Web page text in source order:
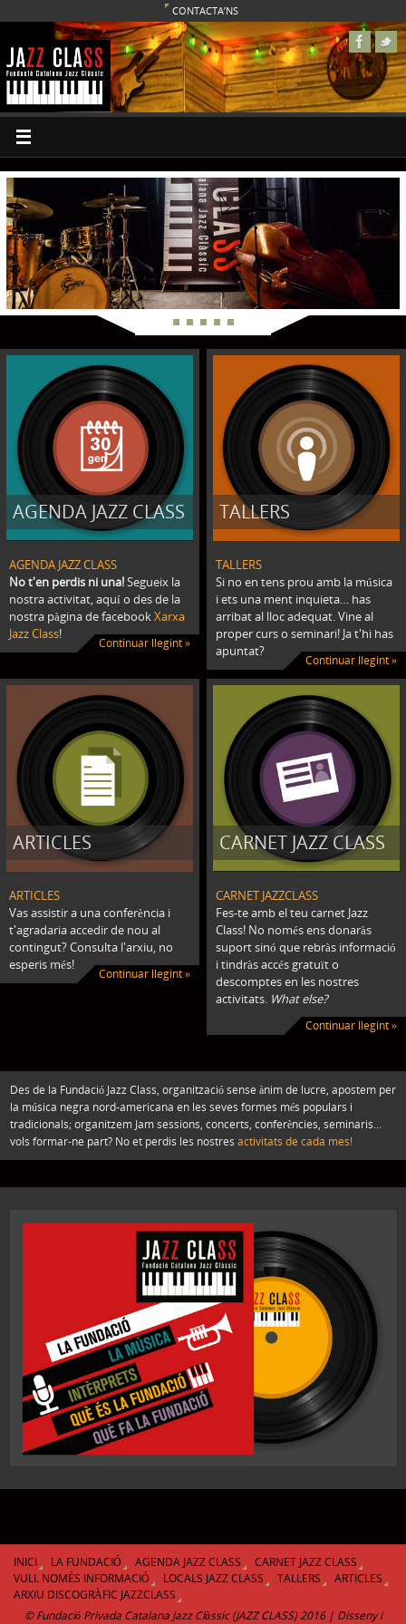
CONTACTA’NS
AGENDA JAZZ CLASS
AGENDA JAZZ CLASS
No t'en perdis ni una!Segueix la
nostra activitat, aquí o des de la
nostra pàgina de facebookXarxa
Jazz Class!
Continuar llegint »
TALLERS
TALLERS
Si no en tens prou amb la música
i ets una ment inquieta… has
arribat al lloc adequat. Vine al
proper curs o seminari! Ja t'hi has
apuntat?
Continuar llegint »
ARTICLES
ARTICLES
Vas assistir a una conferència i
t'agradaria accedir de nou al
contingut? Consulta l'arxiu, no
esperis més!
Continuar llegint »
CARNET JAZZ CLASS
CARNET JAZZCLASS
Fes-te amb el teu carnet Jazz
Class! No només ens donaràs
suport sinó que rebràs informació
i tindràs accés gratuït o
descomptes en les nostres
activitats. What else?
Continuar llegint »
Des de la Fundació Jazz Class, organització sense ànim de lucre, apostem per
la música negra nord-americana en les seves formes més populars i
tradicionals; organitzem Jam sessions, concerts, conferències, seminaris…
vols formar-ne part? No et perdis les nostres activitats de cada mes!
INICI LA FUNDACIÓ AGENDA JAZZ CLASS
CARNET JAZZ CLASS
VULL NOMÉS INFORMACIÓ
LOCALS JAZZ CLASS TALLERS
ARTICLES
ARXIU DISCOGRÀFIC JAZZCLASS
© Fundació Privada Catalana Jazz Clàssic (JAZZ CLASS) 2016 | Disseny i